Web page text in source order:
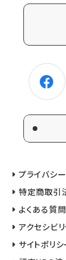
プライバシ
特定商取引
よくある質問
アクセシビリ
サイトポリシ